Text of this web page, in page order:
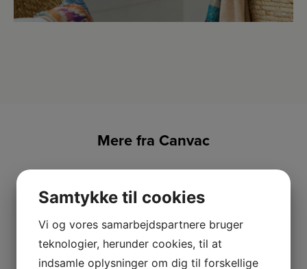
Mere fra Canvac
Samtykke til cookies
Vi og vores samarbejdspartnere bruger
teknologier, herunder cookies, til at
indsamle oplysninger om dig til forskellige